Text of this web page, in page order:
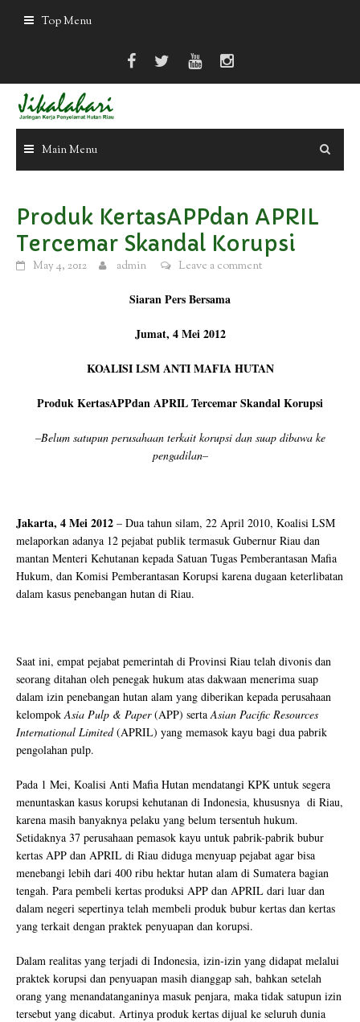
Top Menu
Main Menu
Produk KertasAPPdan APRIL
Tercemar Skandal Korupsi
May 4, 2012 admin Leave a comment
Siaran Pers Bersama
Jumat, 4 Mei 2012
KOALISI LSM ANTI MAFIA HUTAN
Produk KertasAPPdanAPRILTercemar Skandal Korupsi
–Belum satupun perusahaan terkait korupsi dan suap dibawa ke
pengadilan–
Jakarta, 4 Mei 2012 – Dua tahun silam, 22 April 2010, Koalisi LSM
melaporkan adanya 12 pejabat publik termasuk Gubernur Riau dan
mantan Menteri Kehutanan kepada Satuan Tugas Pemberantasan Mafia
Hukum, dan Komisi Pemberantasan Korupsi karena dugaan keterlibatan
dalam kasus penebangan hutan di Riau.
Saat ini, empat pejabat pemerintah di Provinsi Riau telah divonis dan
seorang ditahan oleh penegak hukum atas dakwaan menerima suap
dalam izin penebangan hutan alam yang diberikan kepada perusahaan
kelompok Asia Pulp & Paper(APP) serta Asian Pacific Resources
International Limited(APRIL) yang memasok kayu bagi dua pabrik
pengolahan pulp.
Pada 1 Mei, Koalisi Anti Mafia Hutan mendatangi KPK untuk segera
menuntaskan kasus korupsi kehutanan di Indonesia, khususnya di Riau,
karena masih banyaknya pelaku yang belum tersentuh hukum.
Setidaknya 37 perusahaan pemasok kayu untuk pabrik-pabrik bubur
kertas APP dan APRIL di Riau diduga menyuap pejabat agar bisa
menebangi lebih dari 400 ribu hektar hutan alam di Sumatera bagian
tengah. Para pembeli kertas produksi APP dan APRIL dari luar dan
dalam negeri sepertinya telah membeli produk bubur kertas dan kertas
yang terkait dengan praktek penyuapan dan korupsi.
Dalam realitas yang terjadi di Indonesia, izin-izin yang didapat melalui
praktek korupsi dan penyuapan masih dianggap sah, bahkan setelah
orang yang menandatanganinya masuk penjara, maka tidak satupun izin
tersebut yang dicabut. Artinya produk kertas dijual ke seluruh dunia